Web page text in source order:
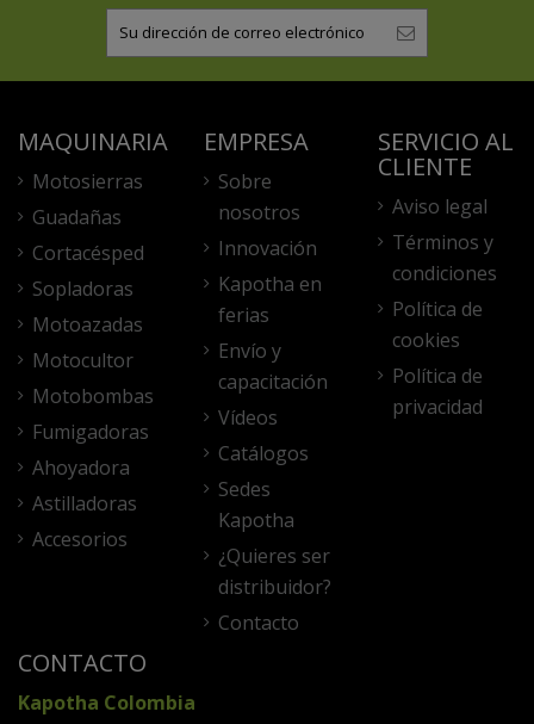
MAQUINARIA
Motosierras
Guadañas
Cortacésped
Sopladoras
Motoazadas
Motocultor
Motobombas
Fumigadoras
Ahoyadora
Astilladoras
Accesorios
EMPRESA
Sobre
nosotros
Innovación
Kapotha en
ferias
Envío y
capacitación
Vídeos
Catálogos
Sedes
Kapotha
¿Quieres ser
distribuidor?
Contacto
SERVICIO AL
CLIENTE
Aviso legal
Términos y
condiciones
Política de
cookies
Política de
privacidad
CONTACTO
Kapotha Colombia